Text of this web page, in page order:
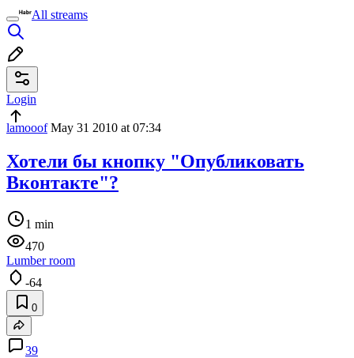
All streams
Login
lamooofMay 31 2010 at 07:34
Хотели бы кнопку "Опубликовать
Вконтакте"?
1 min
470
Lumber room
-64
0
39